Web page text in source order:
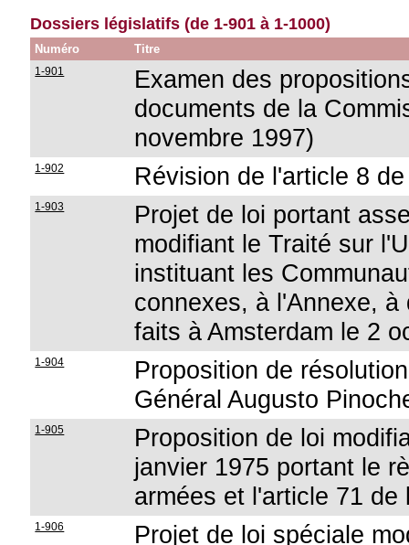
Dossiers législatifs (de 1-901 à 1-1000)
Numéro Titre
1-901
Examen des
documents de la
novembre 1997)
1-902 Révision de l'article 8
1-903
Projet de loi portant
modifiant le Traité sur
instituant les
connexes, à l'Annexe,
faits à Amsterdam le 2
1-904
Proposition de
Général Augusto
1-905
Proposition de loi
janvier 1975 portant le
armées et l'article 71
1-906
Projet de loi spéciale